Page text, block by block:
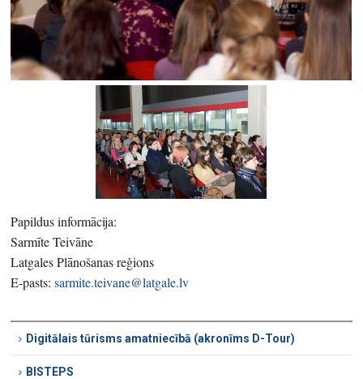
Papildus informācija:
Sarmīte Teivāne
Latgales Plānošanas reģions
E-pasts:sarmite.teivane@latgale.lv
Digitālais tūrisms amatniecībā (akronīms D-Tour)
BISTEPS